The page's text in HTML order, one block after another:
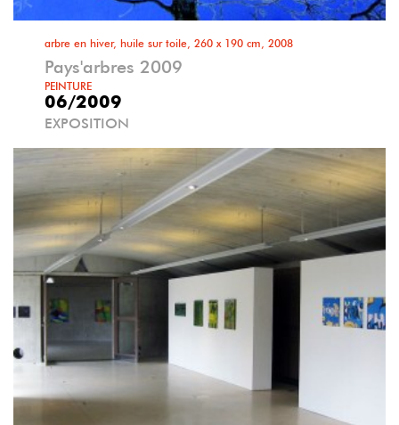
arbre en hiver, huile sur toile, 260 x 190 cm, 2008
Pays'arbres 2009
PEINTURE
06/2009
EXPOSITION